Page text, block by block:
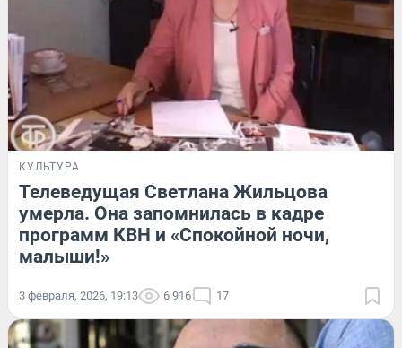
КУЛЬТУРА
Телеведущая Светлана Жильцова
умерла. Она запомнилась в кадре
программ КВН и «Спокойной ночи,
малыши!»
3 февраля, 2026, 19:13 6 916 17